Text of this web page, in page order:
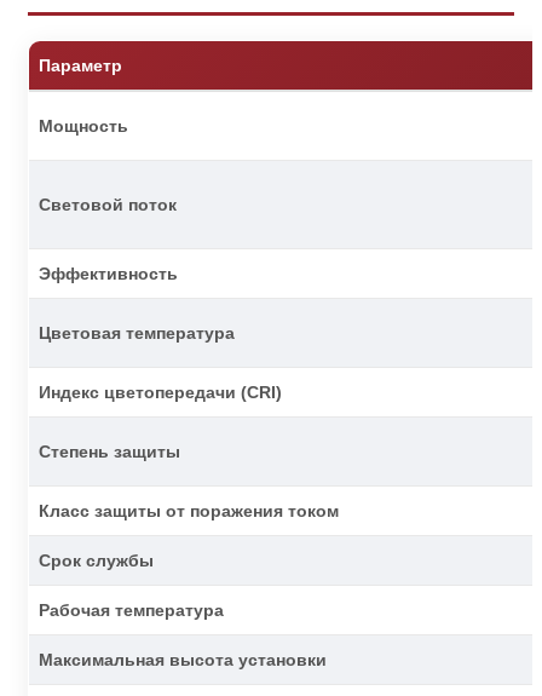
Параметр
Мощность
Световой поток
Эффективность
Цветовая температура
Индекс цветопередачи (CRI)
Степень защиты
Класс защиты от поражения током
Срок службы
Рабочая температура
Максимальная высота установки